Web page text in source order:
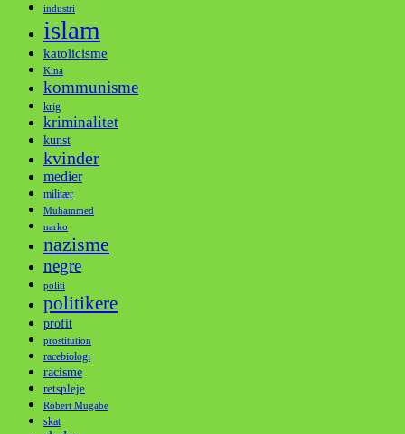
industri
islam
katolicisme
Kina
kommunisme
krig
kriminalitet
kunst
kvinder
medier
militær
Muhammed
narko
nazisme
negre
politi
politikere
profit
prostitution
racebiologi
racisme
retspleje
Robert Mugabe
skat